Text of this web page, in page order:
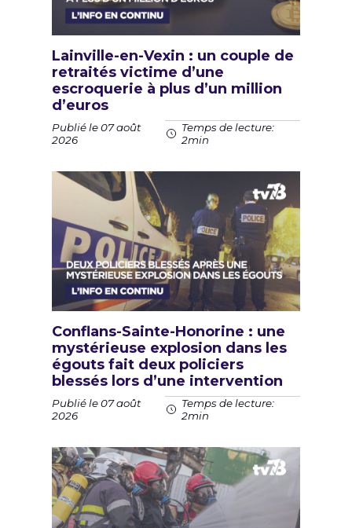
Lainville-en-Vexin : un couple de
retraités victime d’une
escroquerie à plus d’un million
d’euros
Publié le 07 août
2026
Temps de lecture:
2min
Conflans-Sainte-Honorine : une
mystérieuse explosion dans les
égouts fait deux policiers
blessés lors d’une intervention
Publié le 07 août
2026
Temps de lecture:
2min